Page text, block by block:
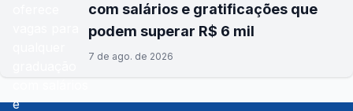
com salários e gratificações que
podem superar R$ 6 mil
7 de ago. de 2026